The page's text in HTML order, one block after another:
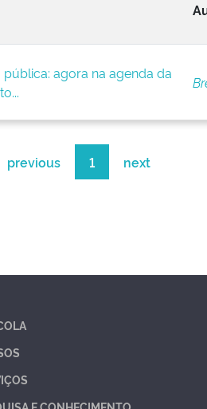
agora na agenda da
previous 1 next